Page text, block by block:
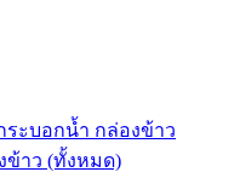
ระบอกน้ำ กล่องข้าว
ข้าว (ทั้งหมด)